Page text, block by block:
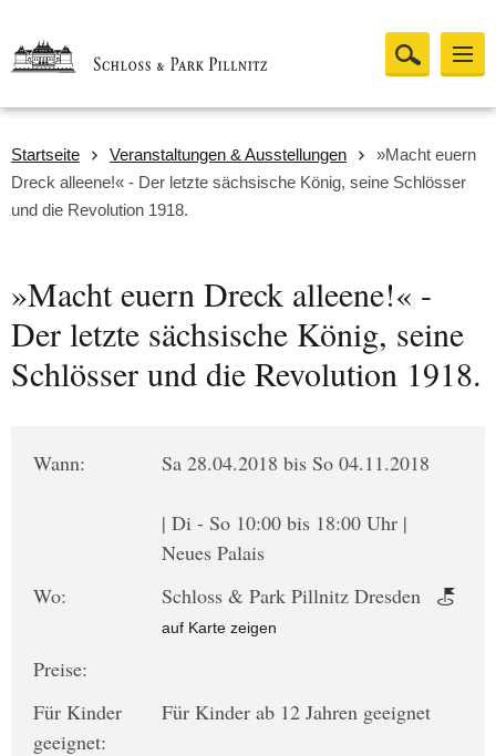
Startseite Veranstaltungen & Ausstellungen
»Macht euern
Dreck alleene!« - Der letzte sächsische König, seine Schlösser
und die Revolution 1918.
»Macht euern Dreck alleene!« -
Der letzte sächsische König, seine
Schlösser und die Revolution 1918.
Wann: Sa 28.04.2018 bis So 04.11.2018
| Di - So 10:00 bis 18:00 Uhr |
Neues Palais
Wo:
Schloss & Park Pillnitz Dresden
auf Karte zeigen
Preise:
Für Kinder
geeignet:
Für Kinder ab 12 Jahren geeignet